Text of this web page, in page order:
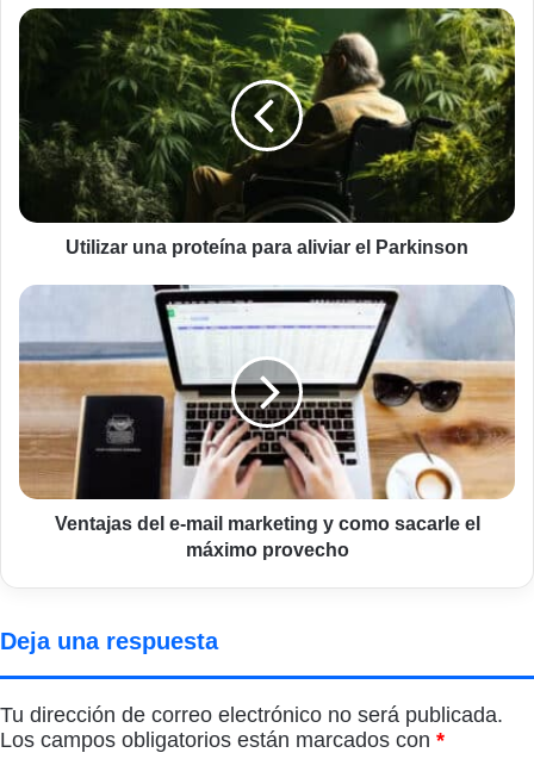
Utilizar
una
proteína
aliviar
el
Parkinson
Utilizar una proteína para aliviar el Parkinson
Ventajas
e-
mail
marketing
y
como
sacarle
el
máximo
Ventajas del e-mail marketing y como sacarle el
máximo provecho
Deja una respuesta
Tu dirección de correo electrónico no será publicada.
Los campos obligatorios están marcados con *